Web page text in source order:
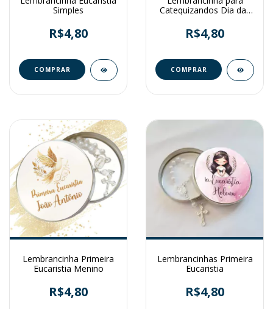
Simples
R$4,80
Catequizandos Dia das
R$4,80
Lembrancinha Primeira
Eucaristia Menino
R$4,80
Lembrancinhas Primeira
Eucaristia
R$4,80